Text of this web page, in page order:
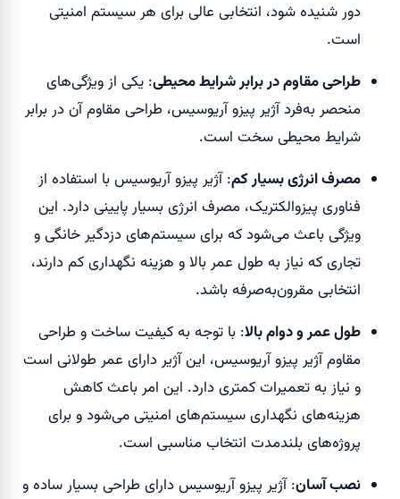
دور شنیده شود، انتخابی عالی برای هر سیستم امنیتی
است.
طراحی مقاوم در برابر شرایط محیطی: یکی از ویژگی‌های
منحصر به‌فرد آژیر پیزو آریوسیس، طراحی مقاوم آن در برابر
شرایط محیطی سخت است.
مصرف انرژی بسیار کم: آژیر پیزو آریوسیس با استفاده از
فناوری پیزوالکتریک، مصرف انرژی بسیار پایینی دارد. این
ویژگی باعث می‌شود که برای سیستم‌های دزدگیر خانگی و
تجاری که نیاز به طول عمر بالا و هزینه نگهداری کم دارند،
انتخابی مقرون‌به‌صرفه باشد.
طول عمر و دوام بالا: با توجه به کیفیت ساخت و طراحی
مقاوم آژیر پیزو آریوسیس، این آژیر دارای عمر طولانی است
و نیاز به تعمیرات کمتری دارد. این امر باعث کاهش
هزینه‌های نگهداری سیستم‌های امنیتی می‌شود و برای
پروژه‌های بلندمدت انتخاب مناسبی است.
نصب آسان: آژیر پیزو آریوسیس دارای طراحی بسیار ساده و